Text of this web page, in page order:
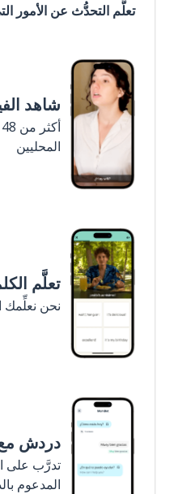
تعلَّم التحدُّث عن الأمور
شاهد
المحليين
تعلَّم
نحن نعلِّمك
دردش
تدرَّب على
المدعوم